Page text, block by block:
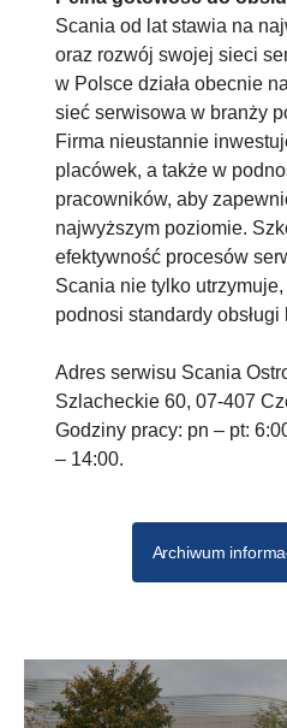
Scania od lat stawia na
oraz rozwój swojej sieci
w Polsce działa obecnie
sieć serwisowa w branży
Firma nieustannie
placówek, a także w
pracowników, aby
najwyższym poziomie.
efektywność procesów
Scania nie tylko
podnosi standardy obsługi
Adres serwisu Scania
Szlacheckie 60, 07-407
Godziny pracy: pn – pt:
– 14:00.
Archiwum